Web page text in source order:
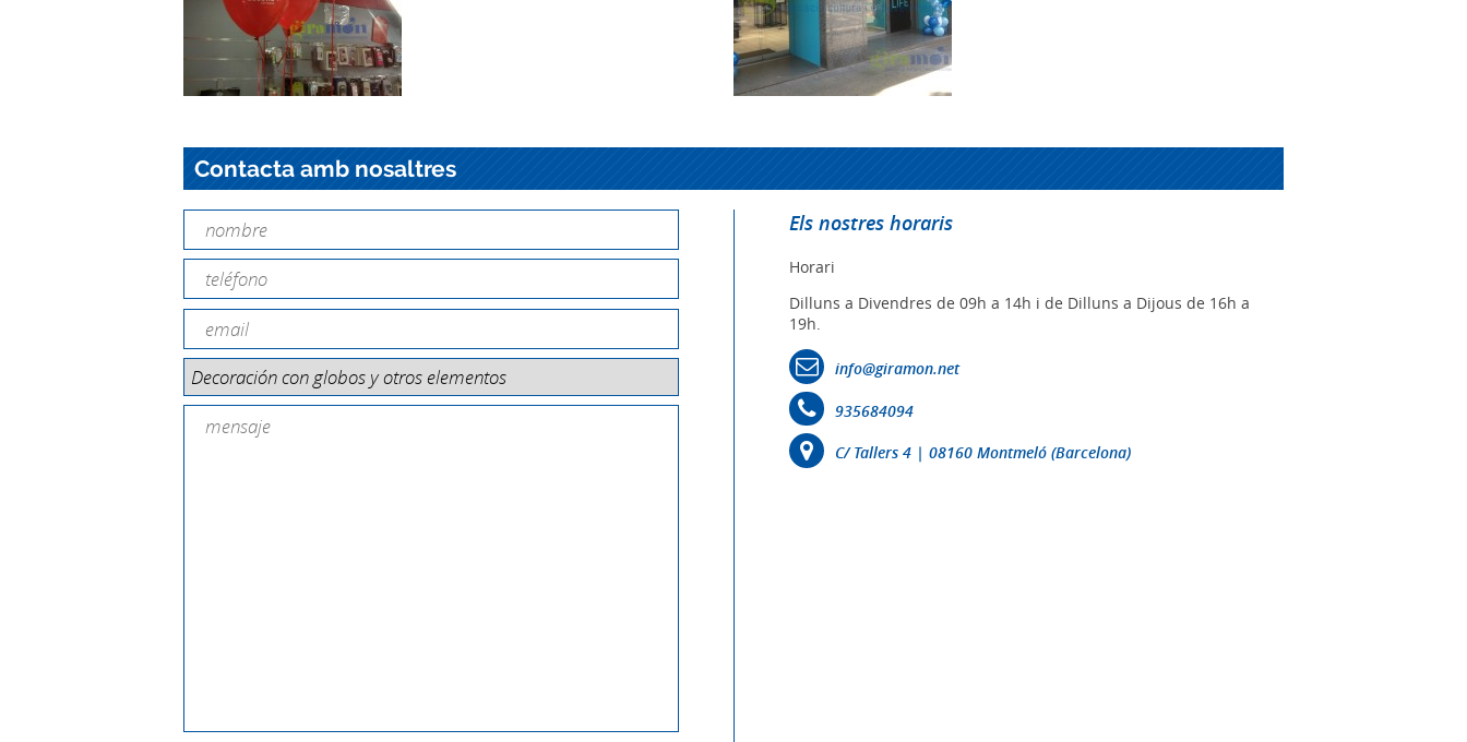
Contacta amb nosaltres
Els nostres horaris
Horari
Dilluns a Divendres de 09h a 14h i de Dilluns a Dijous de 16h a
19h.
info@giramon.net
935684094
C/ Tallers 4 | 08160 Montmeló (Barcelona)